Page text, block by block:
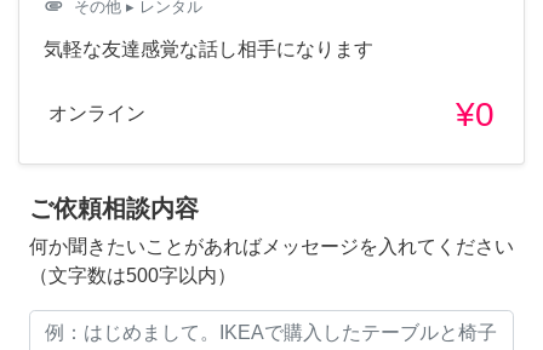
attachment その他 ▸ レンタル
気軽な友達感覚な話し相手になります
オンライン ¥0
ご依頼相談内容
何か聞きたいことがあればメッセージを入れてください
（文字数は500字以内）